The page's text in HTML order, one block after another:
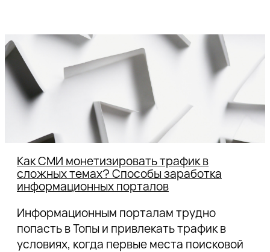
Как СМИ монетизировать трафик в
сложных темах? Способы заработка
информационных порталов
Информационным порталам трудно
попасть в Топы и привлекать трафик в
условиях, когда первые места поисковой